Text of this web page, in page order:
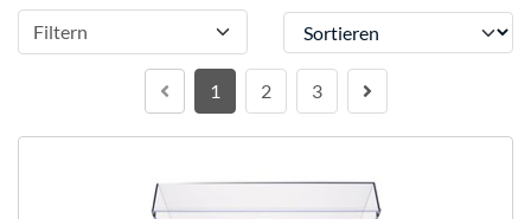
Filtern Sortieren
1 2 3